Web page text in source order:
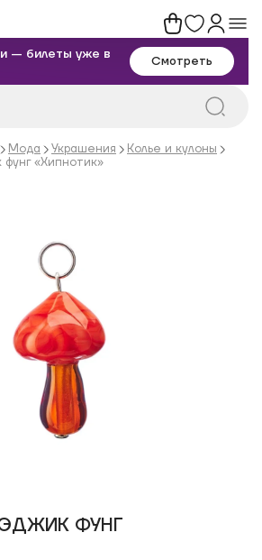
— билеты уже в
Смотреть
Мода Украшения
Колье и кулоны
«Хипнотик»
ФУНГ